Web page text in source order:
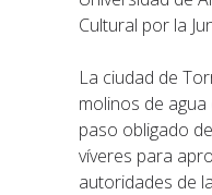
Cultural por la
La ciudad de
molinos de
paso obligado
víveres para
autoridades de